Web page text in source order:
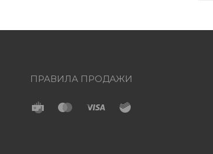
ПРАВИЛА ПРОДАЖИ